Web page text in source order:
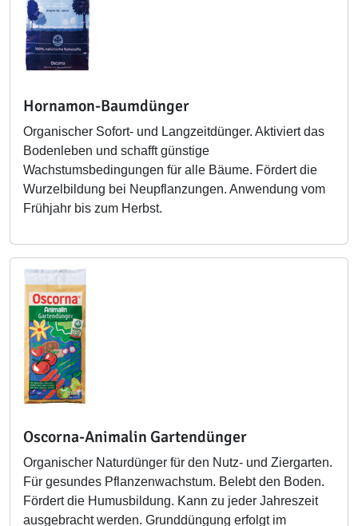
Hornamon-Baumdünger
Organischer Sofort- und Langzeitdünger. Aktiviert das
Bodenleben und schafft günstige
Wachstumsbedingungen für alle Bäume. Fördert die
Wurzelbildung bei Neupflanzungen. Anwendung vom
Frühjahr bis zum Herbst.
Oscorna-Animalin Gartendünger
Organischer Naturdünger für den Nutz- und Ziergarten.
Für gesundes Pflanzenwachstum. Belebt den Boden.
Fördert die Humusbildung. Kann zu jeder Jahreszeit
ausgebracht werden. Grunddüngung erfolgt im